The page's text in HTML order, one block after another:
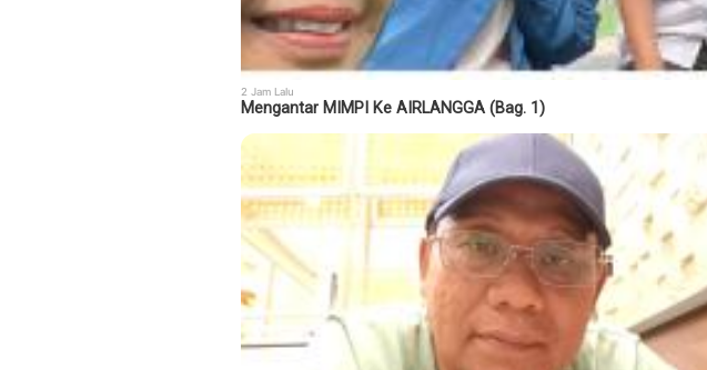
2 Jam Lalu
Mengantar MIMPI Ke AIRLANGGA (Bag. 1)